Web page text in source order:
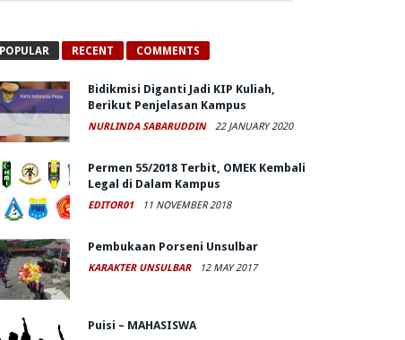
POPULAR RECENT COMMENTS
Bidikmisi Diganti Jadi KIP Kuliah,
Berikut Penjelasan Kampus
NURLINDA SABARUDDIN 22 JANUARY 2020
Permen 55/2018 Terbit, OMEK Kembali
Legal di Dalam Kampus
EDITOR01 11 NOVEMBER 2018
Pembukaan Porseni Unsulbar
KARAKTER UNSULBAR 12 MAY 2017
Puisi – MAHASISWA